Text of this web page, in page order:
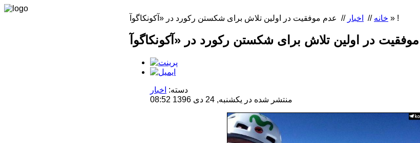
خانه // اخبار // عدم موفقیت در اولین تلاش برای شکستن رکورد در «آکونکاگوآ » !
دسته: اخبار
منتشر شده در یکشنبه, 24 دی 1396 08:52